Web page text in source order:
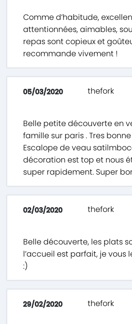
Comme d’habitude,
attentionnées, aimables,
repas sont copieux et
recommande vivement !
05/03/2020 thefork
Belle petite découverte en
famille sur paris . Tres
Escalope de veau
décoration est top et nous
super rapidement. Super
02/03/2020 thefork
Belle découverte, les plats
l’accueil est parfait, je vous
:)
29/02/2020 thefork